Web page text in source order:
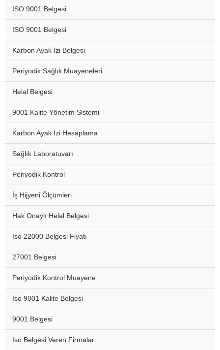
ISO 9001 Belgesi
ISO 9001 Belgesi
Karbon Ayak İzi Belgesi
Periyodik Sağlık Muayeneleri
Helal Belgesi
9001 Kalite Yönetim Sistemi
Karbon Ayak Izi Hesaplama
Sağlık Laboratuvarı
Periyodik Kontrol
İş Hijyeni Ölçümleri
Hak Onaylı Helal Belgesi
Iso 22000 Belgesi Fiyatı
27001 Belgesi
Periyodik Kontrol Muayene
Iso 9001 Kalite Belgesi
9001 Belgesi
Iso Belgesi Veren Firmalar